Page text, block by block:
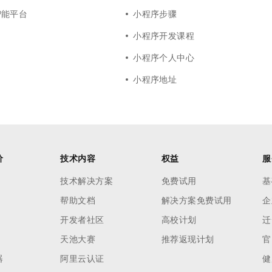
平台
小程序步骤
小程序开发课程
小程序个人中心
小程序地址
技术内容
技术解决方案
帮助文档
开发者社区
天池大赛
阿里云认证
权益
免费试用
解决方案免费试用
高校计划
推荐返现计划